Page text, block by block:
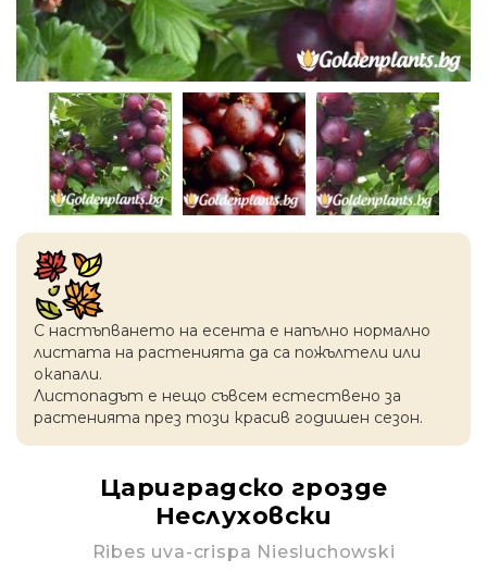
С настъпването на есентa е напълно нормално
листата на растенията да са пожълтели или
окапaли.
Листопадът е нещо съвсем естествено за
растенията през този красив годишен сезон.
Цариградско грозде
Неслуховски
Ribes uva-crispa Niesluchowski